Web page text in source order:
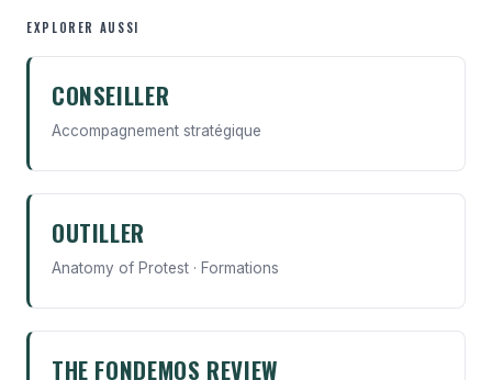
EXPLORER AUSSI
CONSEILLER
Accompagnement stratégique
OUTILLER
Anatomy of Protest · Formations
THE FONDEMOS REVIEW